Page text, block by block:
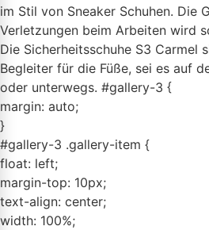
im Stil von Sneaker Schuhen. Die
Verletzungen beim Arbeiten wird
Die Sicherheitsschuhe S3 Carmel
Begleiter für die Füße, sei es auf
oder unterwegs. #gallery-3 {
margin: auto;
}
#gallery-3 .gallery-item {
float: left;
margin-top: 10px;
text-align: center;
width: 100%;